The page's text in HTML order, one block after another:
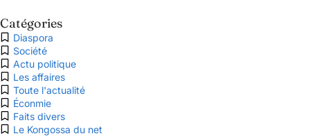
Catégories
Diaspora
Société
Actu politique
Les affaires
Toute l'actualité
Éconmie
Faits divers
Le Kongossa du net